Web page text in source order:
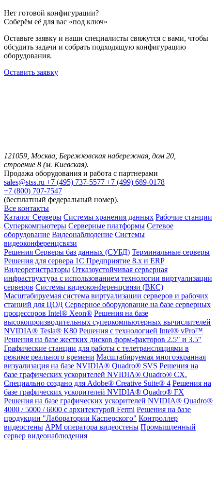
Нет готовой конфигурации?
Соберём её для вас «под ключ»
Оставьте заявку и наши специалисты свяжутся с вами, чтобы
обсудить задачи и собрать подходящую конфигурацию
оборудования.
Оставить заявку
121059, Москва, Бережковская набережная, дом 20,
строение 8 (м. Киевская).
Продажа оборудования и работа с партнерами
sales@stss.ru +7 (495) 737-5577 +7 (499) 689-0178
+7 (800) 707-7547
(бесплатный федеральный номер).
Все контакты
Каталог Серверы Системы хранения данных Рабочие станции
Суперкомпьютеры Серверные платформы Сетевое
оборудование Видеонаблюдение Системы
видеоконференцсвязи
Решения Серверы баз данных (СУБД) Терминальные серверы
Решения для сервера 1С Предприятие 8.x и ERP
Видеорегистраторы Отказоустойчивая серверная
инфраструктура с использованием технологии виртуализации
серверов Системы видеоконференцсвязи (ВКС)
Масштабируемая система виртуализации серверов и рабочих
станций для ЦОД Серверное оборудование на базе серверных
процессоров Intel® Xeon® Решения на базе
высокопроизводительных суперкомпьютерных вычислителей
NVIDIA® Tesla® K80 Решения с технологией Intel® vPro™
Решения на базе жестких дисков форм-факторов 2.5" и 3.5"
Графические станции для работы с телетрансляциями в
режиме реального времени Масштабируемая многоэкранная
визуализация на базе NVIDIA® Quadro® SVS Решения на
базе графических ускорителей NVIDIA® Quadro® CX.
Специально создано для Adobe® Creative Suite® 4 Решения на
базе графических ускорителей NVIDIA® Quadro® FX
Решения на базе графических ускорителей NVIDIA® Quadro®
4000 / 5000 / 6000 с архитектурой Fermi Решения на базе
продукции "Лаборатории Касперского" Контроллер
видеостены АРМ оператора видеостены Промышленный
сервер видеонаблюдения